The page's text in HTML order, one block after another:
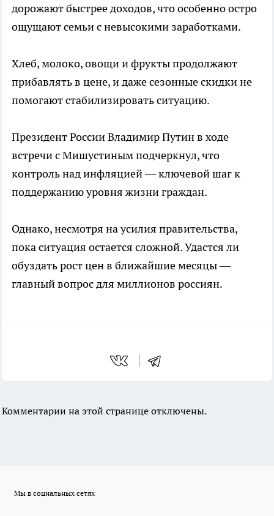
дорожают быстрее доходов, что особенно остро
ощущают семьи с невысокими заработками.
Хлеб, молоко, овощи и фрукты продолжают
прибавлять в цене, и даже сезонные скидки не
помогают стабилизировать ситуацию.
Президент России Владимир Путин в ходе
встречи с Мишустиным подчеркнул, что
контроль над инфляцией — ключевой шаг к
поддержанию уровня жизни граждан.
Однако, несмотря на усилия правительства,
пока ситуация остается сложной. Удастся ли
обуздать рост цен в ближайшие месяцы —
главный вопрос для миллионов россиян.
Комментарии на этой странице отключены.
Мы в социальных сетях